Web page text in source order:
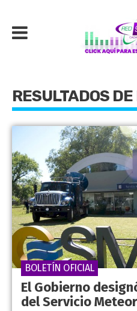
RESULTADOS
El Gobierno
del Servicio
BOLETÍN OFICIAL